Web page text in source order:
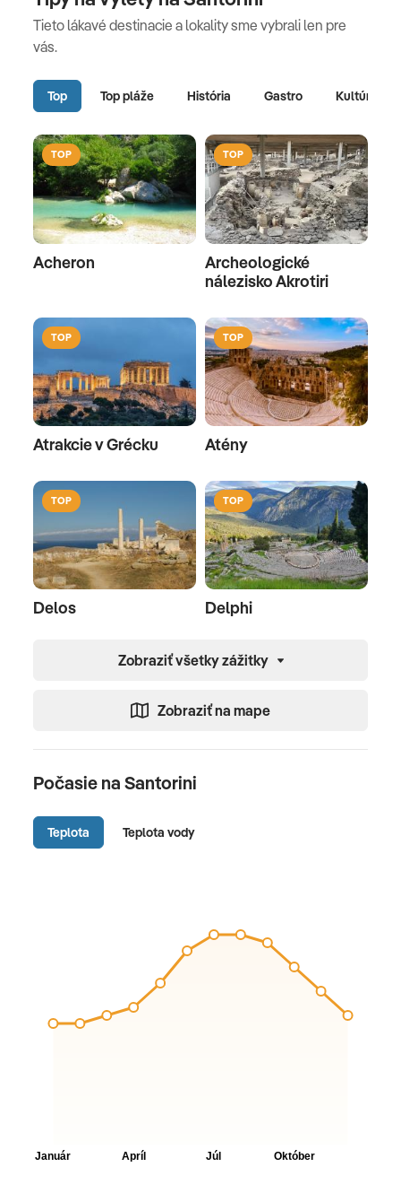
Tieto lákavé destinacie a lokality sme vybrali len pre
vás.
Top Top pláže História Gastro Kultúra
TOP
Acheron
TOP
Archeologické
nálezisko Akrotiri
TOP
Atrakcie v Grécku
TOP
Atény
TOP
Delos
TOP
Delphi
Zobraziť všetky zážitky
Zobraziť na mape
Počasie na Santorini
Teplota Teplota vody